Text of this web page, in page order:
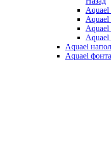
Aquael
Aquael
Aquael